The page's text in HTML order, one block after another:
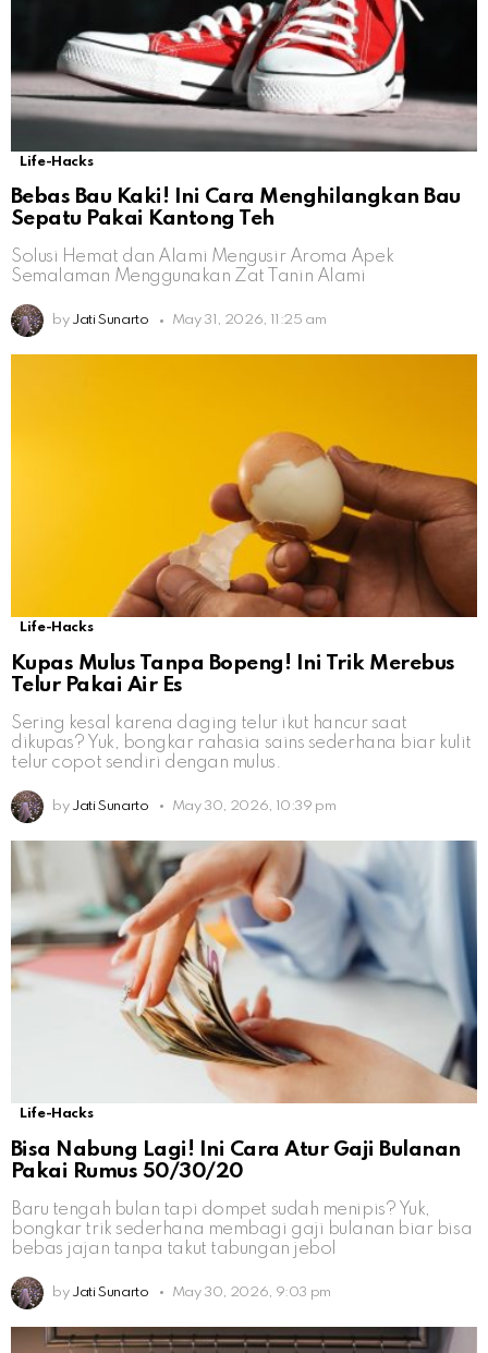
Life-Hacks
Bebas Bau Kaki! Ini Cara Menghilangkan Bau
Sepatu Pakai Kantong Teh
Solusi Hemat dan Alami Mengusir Aroma Apek
Semalaman Menggunakan Zat Tanin Alami
by Jati Sunarto May 31, 2026, 11:25 am
Life-Hacks
Kupas Mulus Tanpa Bopeng! Ini Trik Merebus
Telur Pakai Air Es
Sering kesal karena daging telur ikut hancur saat
dikupas? Yuk, bongkar rahasia sains sederhana biar kulit
telur copot sendiri dengan mulus.
by Jati Sunarto May 30, 2026, 10:39 pm
Life-Hacks
Bisa Nabung Lagi! Ini Cara Atur Gaji Bulanan
Pakai Rumus 50/30/20
Baru tengah bulan tapi dompet sudah menipis? Yuk,
bongkar trik sederhana membagi gaji bulanan biar bisa
bebas jajan tanpa takut tabungan jebol
by Jati Sunarto May 30, 2026, 9:03 pm